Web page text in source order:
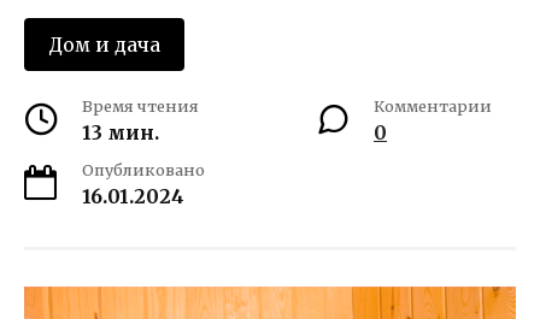
Дом и дача
Время чтения
13 мин.
Комментарии
0
Опубликовано
16.01.2024